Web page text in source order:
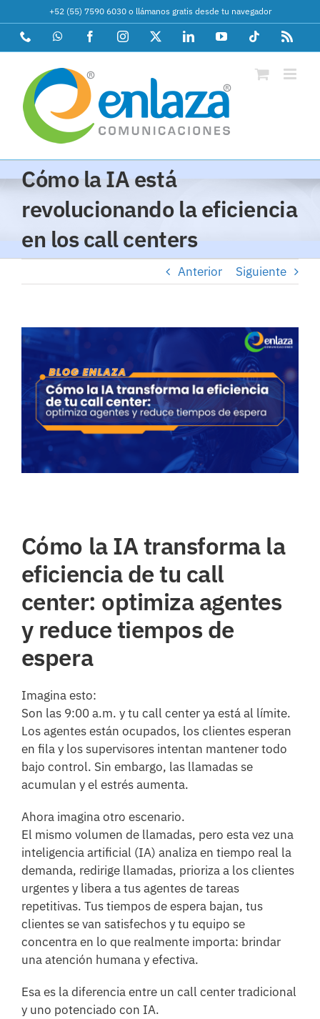
al
contenido
+52 (55) 7590 6030o llámanos gratis desde tu navegador
Phone WhatsAppFacebookInstagram LinkedInYouTube Tiktok Rss
Cómo la IA está
revolucionando la eficiencia
en los call centers
Anterior Siguiente
Ver
más
grande
Cómo la IA transforma la
eficiencia de tu call
center: optimiza agentes
y reduce tiempos de
espera
Imagina esto:
Son las 9:00 a.m. y tu call center ya está al límite.
Los agentes están ocupados, los clientes esperan
en fila y los supervisores intentan mantener todo
bajo control. Sin embargo, las llamadas se
acumulan y el estrés aumenta.
Ahora imagina otro escenario.
El mismo volumen de llamadas, pero esta vez una
inteligencia artificial (IA) analiza en tiempo real la
demanda, redirige llamadas, prioriza a los clientes
urgentes y libera a tus agentes de tareas
repetitivas. Tus tiempos de espera bajan, tus
clientes se van satisfechos y tu equipo se
concentra en lo que realmente importa: brindar
una atención humana y efectiva.
Esa es la diferencia entre un call center tradicional
y uno potenciado con IA.